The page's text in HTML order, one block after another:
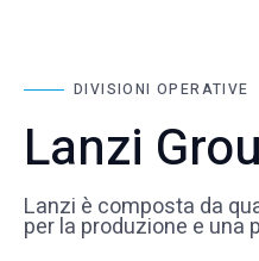
DIVISIONI OPERATIVE
Lanzi
Lanzi è composta da
per la produzione e una